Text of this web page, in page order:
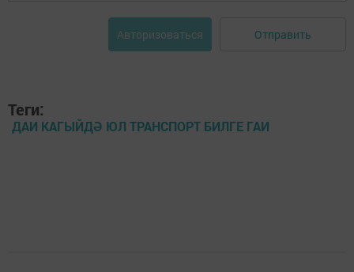
Авторизоваться Отправить
Теги:
ДАИ КАГЫЙДӘ ЮЛ ТРАНСПОРТ БИЛГЕ ГАИ